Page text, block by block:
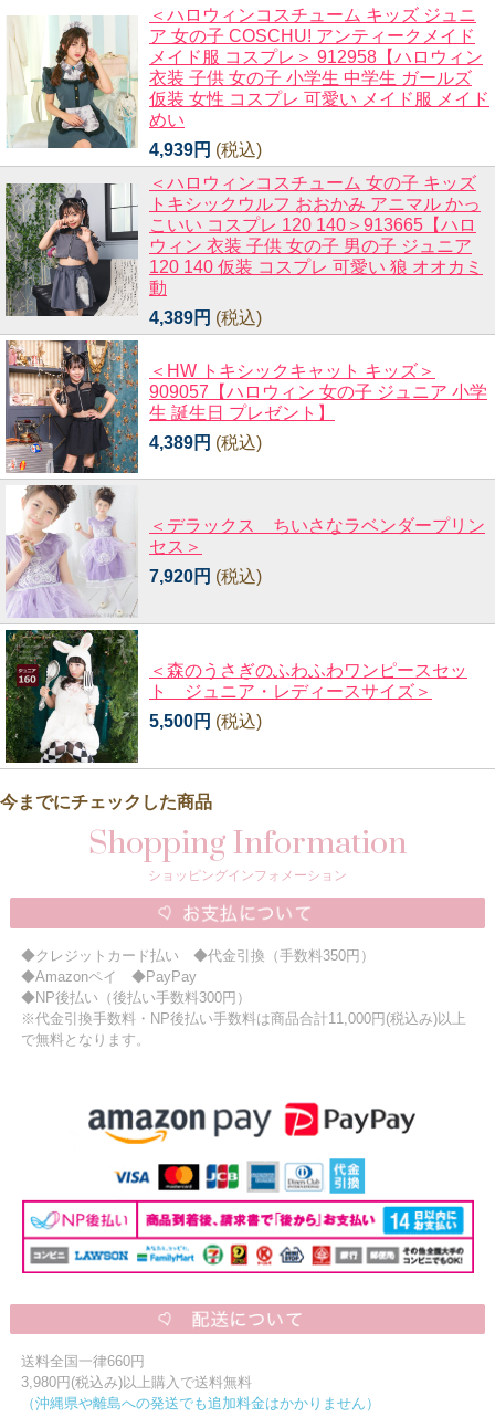
＜ハロウィンコスチューム キッズ ジュニ
ア 女の子 COSCHU! アンティークメイド
メイド服 コスプレ＞ 912958【ハロウィン
衣装 子供 女の子 小学生 中学生 ガールズ
仮装 女性 コスプレ 可愛い メイド服 メイド
めい
4,939円 (税込)
＜ハロウィンコスチューム 女の子 キッズ
トキシックウルフ おおかみ アニマル かっ
こいい コスプレ 120 140＞913665【ハロ
ウィン 衣装 子供 女の子 男の子 ジュニア
120 140 仮装 コスプレ 可愛い 狼 オオカミ
動
4,389円 (税込)
＜HW トキシックキャット キッズ＞
909057【ハロウィン 女の子 ジュニア 小学
生 誕生日 プレゼント】
4,389円 (税込)
＜デラックス ちいさなラベンダープリン
セス＞
7,920円 (税込)
＜森のうさぎのふわふわワンピースセッ
ト ジュニア・レディースサイズ＞
5,500円 (税込)
今までにチェックした商品
Shopping Information
ショッピングインフォメーション
◆クレジットカード払い ◆代金引換（手数料350円）
◆Amazonペイ ◆PayPay
◆NP後払い（後払い手数料300円）
※代金引換手数料・NP後払い手数料は商品合計11,000円(税込み)以上
で無料となります。
送料全国一律660円
3,980円(税込み)以上購入で送料無料
（沖縄県や離島への発送でも追加料金はかかりません）